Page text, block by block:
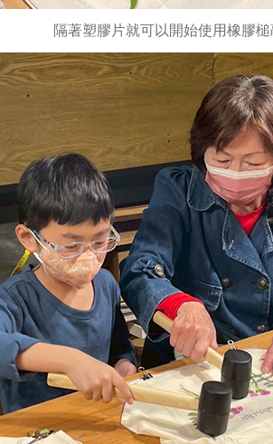
隔著塑膠片就可以開始使用橡膠